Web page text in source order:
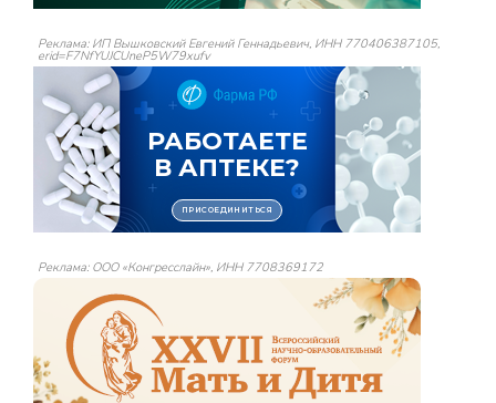
Реклама: ИП Вышковский Евгений Геннадьевич, ИНН 770406387105,
erid=F7NfYUJCUneP5W79xufv
Реклама: ООО «Конгресслайн», ИНН 7708369172